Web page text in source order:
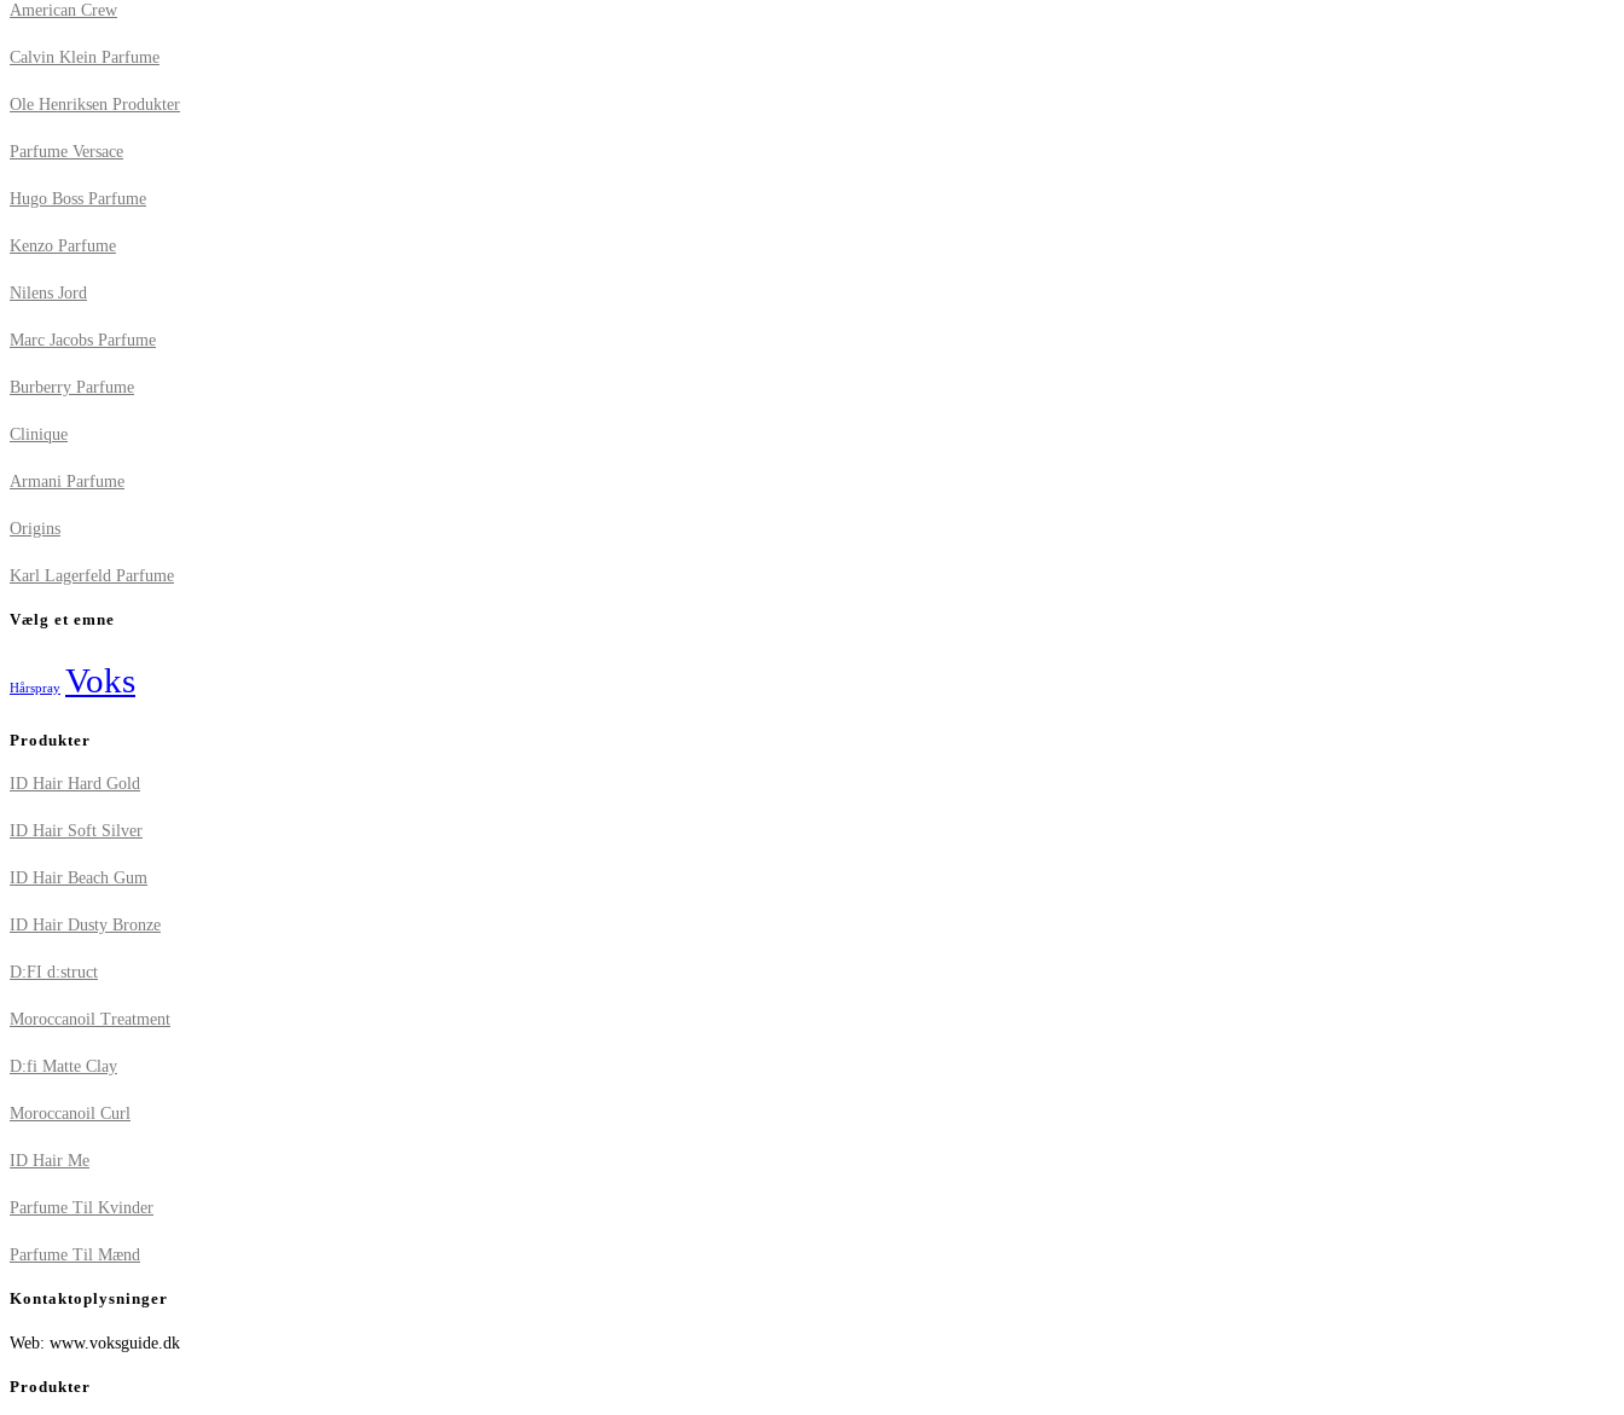
American Crew
Calvin Klein Parfume
Ole Henriksen Produkter
Parfume Versace
Hugo Boss Parfume
Kenzo Parfume
Nilens Jord
Marc Jacobs Parfume
Burberry Parfume
Clinique
Armani Parfume
Origins
Karl Lagerfeld Parfume
Vælg et emne
Hårspray Voks
Produkter
ID Hair Hard Gold
ID Hair Soft Silver
ID Hair Beach Gum
ID Hair Dusty Bronze
D:FI d:struct
Moroccanoil Treatment
D:fi Matte Clay
Moroccanoil Curl
ID Hair Me
Parfume Til Kvinder
Parfume Til Mænd
Kontaktoplysninger
Web: www.voksguide.dk
Produkter